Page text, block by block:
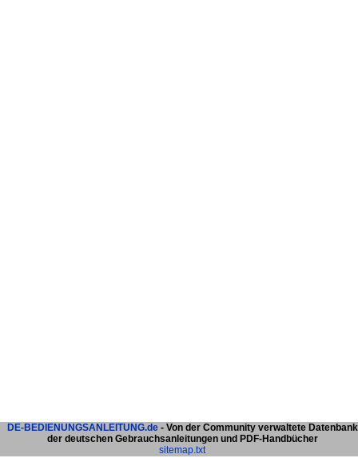
DE-BEDIENUNGSANLEITUNG.de- Von der Community verwaltete Datenbank
der deutschen Gebrauchsanleitungen und PDF-Handbücher
sitemap.txt